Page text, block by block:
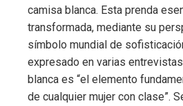
camisa blanca. Esta prenda
transformada, mediante su
símbolo mundial de
expresado en varias
blanca es “el elemento
de cualquier mujer con clase”.